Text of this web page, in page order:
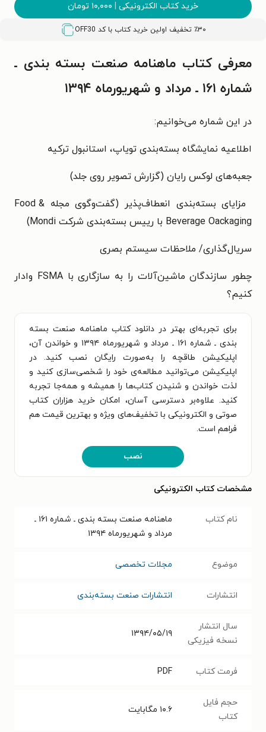
خرید کتاب الکترونیکی | ۱۰,۰۰۰ تومان
٪۳۰ تخفیف اولین خرید کتاب با کد OFF30
معرفی کتاب ماهنامه صنعت بسته بندی ـ
شماره ۱۶۱ ـ مرداد و شهریورماه ۱۳۹۴
در این شماره می‌خوانیم:
اطلاعیه نمایشگاه بسته‌بندی تویاپ، استانبول ترکیه
جعبه‌های لوکس رایان (گزارش تصویر روی جلد)
مزایای بسته‌بندی انعطاف‌پذیر (گفت‌وگوی مجله Food &
Beverage Oackaging با رییس بسته‌بندی شرکت Mondi)
سریال‌گذاری/ ملاحظات سیستم بصری
چطور سازندگان ماشین‌آلات را به سازگاری با FSMA وادار
کنیم؟
برای تجربه‌ای بهتر در دانلود کتاب ماهنامه صنعت بسته
بندی ـ شماره ۱۶۱ ـ مرداد و شهریورماه ۱۳۹۴ و خواندن آن،
اپلیکیشن طاقچه را به‌صورت رایگان نصب کنید. در
اپلیکیشن می‌توانید مطالعه‌ی خود را شخصی‌سازی کنید و
لذت خواندن و شنیدن کتاب‌ها را همیشه و همه‌جا تجربه
کنید. علاوه‌بر دسترسی آسان، امکان خرید هزاران کتاب
صوتی و الکترونیکی با تخفیف‌های ویژه و بهترین قیمت هم
فراهم است.
نصب
مشخصات کتاب الکترونیکی
نام کتاب
ماهنامه صنعت بسته بندی ـ شماره ۱۶۱ ـ
مرداد و شهریورماه ۱۳۹۴
موضوع مجلات تخصصی
انتشارات انتشارات صنعت بسته‌بندی
سال انتشار
نسخه فیزیکی
۱۳۹۴/۰۵/۱۹
فرمت کتاب PDF
حجم فایل
کتاب
۱۰.۶ مگابایت